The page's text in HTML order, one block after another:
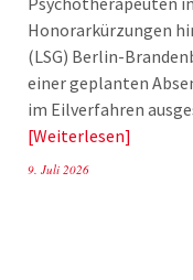
Honorarkürzungen
(LSG) Berlin-
einer geplanten
im Eilverfahren
Weiterlesen
9. Juli 2026